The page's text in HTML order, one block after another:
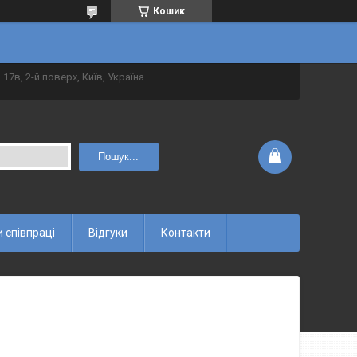
Кошик
2-й поверх, Київ, Україна
Пошук...
Відгуки Контакти